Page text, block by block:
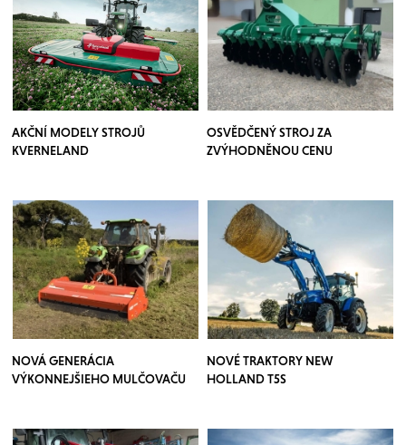
AKČNÍ MODELY STROJŮ
KVERNELAND
OSVĚDČENÝ STROJ ZA
ZVÝHODNĚNOU CENU
NOVÁ GENERÁCIA
VÝKONNEJŠIEHO MULČOVAČU
NOVÉ TRAKTORY NEW
HOLLAND T5S